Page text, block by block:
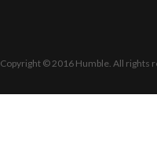
Copyright © 2016 Humble. All rights